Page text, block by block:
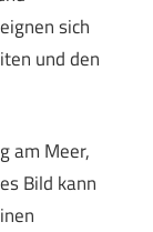
sich
und den
am Meer,
Bild kann